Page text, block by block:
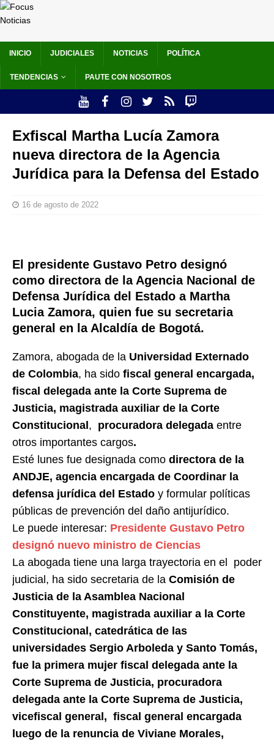
INICIO JUDICIALES NOTICIAS POLÍTICA
TENDENCIAS PAUTE CON NOSOTROS
Exfiscal Martha Lucía Zamora
nueva directora de la Agencia
Jurídica para la Defensa del Estado
16 de agosto de 2022
El presidente Gustavo Petro designó
como directora de la Agencia Nacional de
Defensa Jurídica del Estado a Martha
Lucia Zamora, quien fue su secretaria
general en la Alcaldía de Bogotá.
Zamora, abogada de la Universidad Externado
de Colombia, ha sido fiscal general encargada,
fiscal delegada ante la Corte Suprema de
Justicia, magistrada auxiliar de la Corte
Constitucional , procuradora delegada entre
otros importantes cargos.
Esté lunes fue designada como directora de la
ANDJE, agencia encargada de Coordinar la
defensa jurídica del Estado y formular políticas
públicas de prevención del daño antijurídico.
Le puede interesar: Presidente Gustavo Petro
designó nuevo ministro de Ciencias
​La abogada tiene una larga trayectoria en el poder
judicial, ha sido secretaria de la Comisión de
Justicia de la Asamblea Nacional
Constituyente, magistrada auxiliar a la Corte
Constitucional, catedrática de las
universidades Sergio Arboleda y Santo Tomás,
fue la primera mujer fiscal delegada ante la
Corte Suprema de Justicia, procuradora
delegada ante la Corte Suprema de Justicia,
vicefiscal general, fiscal general encargada
luego de la renuncia de Viviane Morales,